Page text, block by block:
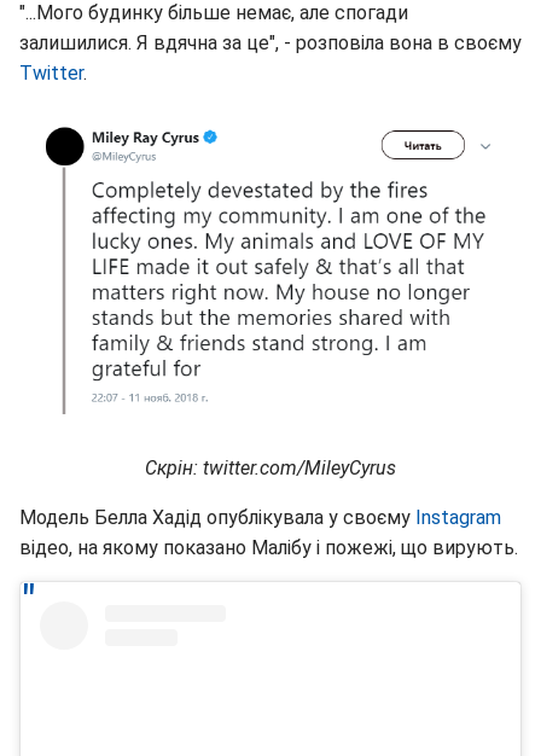
"...Мого будинку більше немає, але спогади
залишилися. Я вдячна за це", - розповіла вона в своєму
Twitter.
Скрін: twitter.com/MileyCyrus
Модель Белла Хадід опублікувала у своєму Instagram
відео, на якому показано Малібу і пожежі, що вирують.